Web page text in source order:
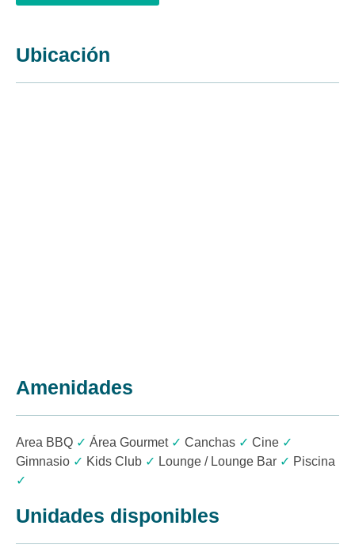
Ubicación
Amenidades
Area BBQ ✓ Área Gourmet✓ Canchas ✓ Cine ✓
Gimnasio ✓ Kids Club ✓ Lounge / Lounge Bar ✓ Piscina
✓
Unidades disponibles